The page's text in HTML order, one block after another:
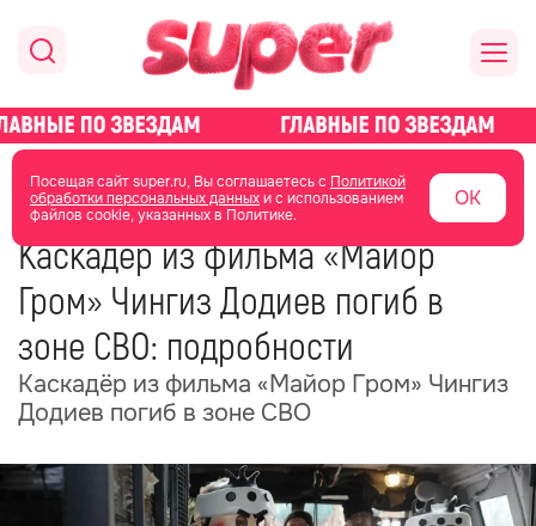
Посещая сайт super.ru, Вы соглашаетесь с Политикой
обработки персональных данныхи с использованием
файлов cookie, указанных в Политике.
ОК
главная новости о звездах новости
15 июня 10:17
Каскадёр из фильма «Майор
Гром» Чингиз Додиев погиб в
зоне СВО: подробности
Каскадёр из фильма «Майор Гром» Чингиз
Додиев погиб в зоне СВО